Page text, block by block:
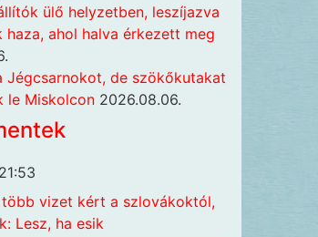
ülő helyzetben, leszíjazva
haza, ahol halva érkezett meg
Jégcsarnokot, de szökőkutakat
le Miskolcon 2026.08.06.
több vizet kért a szlovákoktól,
Lesz, ha esik